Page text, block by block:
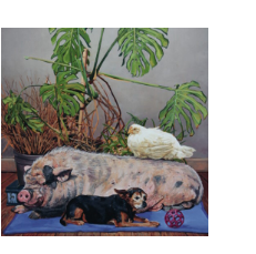
Postkarte
»Friends
II«
Menge